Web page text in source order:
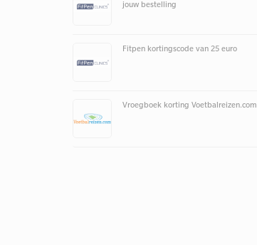
jouw bestelling
Fitpen kortingscode van 25 euro
Vroegboek korting Voetbalreizen.com